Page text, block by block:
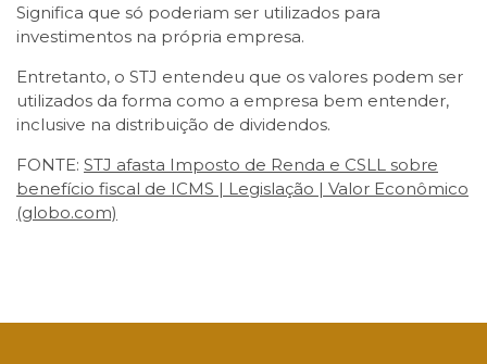
Significa que só poderiam ser utilizados para
investimentos na própria empresa.
Entretanto, o STJ entendeu que os valores podem ser
utilizados da forma como a empresa bem entender,
inclusive na distribuição de dividendos.
FONTE: STJ afasta Imposto de Renda e CSLL sobre
benefício fiscal de ICMS | Legislação | Valor Econômico
(globo.com)